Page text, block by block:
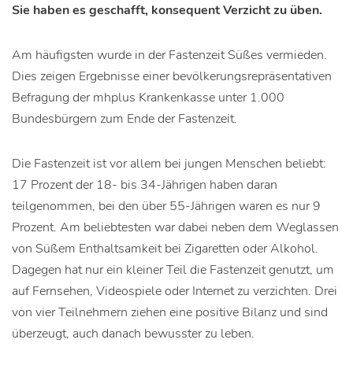
Sie haben es geschafft, konsequent Verzicht zu üben.
Am häufigsten wurde in der Fastenzeit Süßes vermieden.
Dies zeigen Ergebnisse einer bevölkerungsrepräsentativen
Befragung der mhplus Krankenkasse unter 1.000
Bundesbürgern zum Ende der Fastenzeit.
Die Fastenzeit ist vor allem bei jungen Menschen beliebt:
17 Prozent der 18- bis 34-Jährigen haben daran
teilgenommen, bei den über 55-Jährigen waren es nur 9
Prozent. Am beliebtesten war dabei neben dem Weglassen
von Süßem Enthaltsamkeit bei Zigaretten oder Alkohol.
Dagegen hat nur ein kleiner Teil die Fastenzeit genutzt, um
auf Fernsehen, Videospiele oder Internet zu verzichten. Drei
von vier Teilnehmern ziehen eine positive Bilanz und sind
überzeugt, auch danach bewusster zu leben.